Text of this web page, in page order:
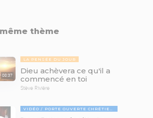
thème
08:37
LA PENSÉE DU JOUR
Dieu achèvera ce qu'il a
commencé en toi
Stève Rivière
VIDÉO PORTE OUVERTE CHRÉTIENNE